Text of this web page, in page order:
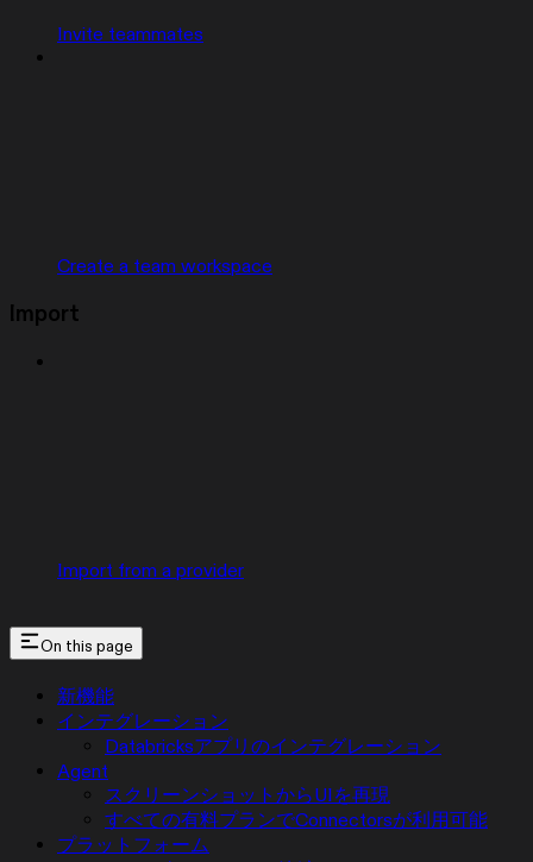
Invite teammates
Create a team workspace
Import
Import from a provider
On this page
新機能
インテグレーション
Databricksアプリのインテグレーション
Agent
スクリーンショットからUIを再現
すべての有料プランでConnectorsが利用可能
プラットフォーム